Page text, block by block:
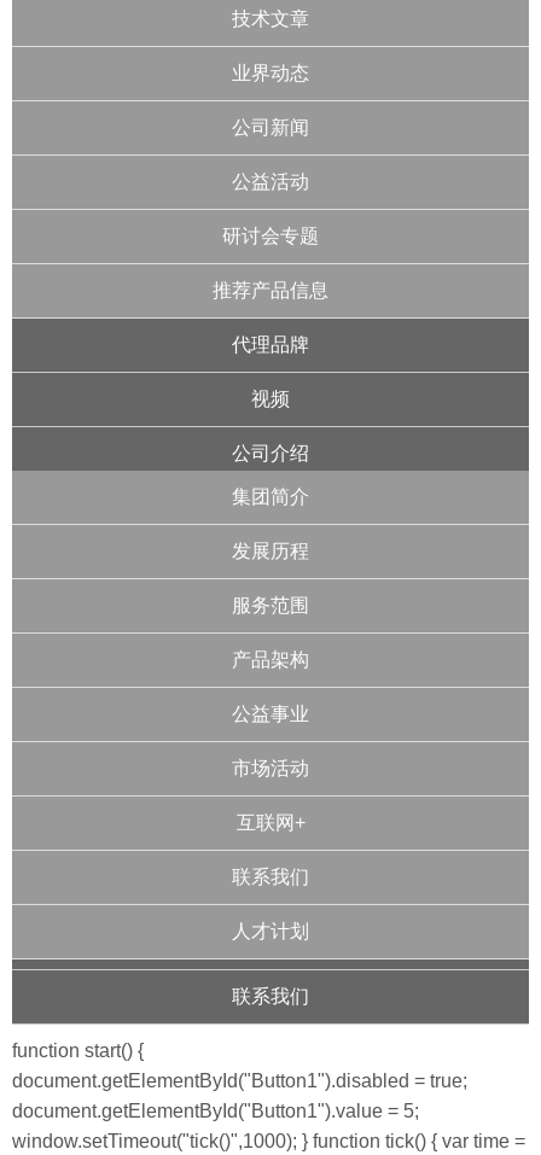
技术文章
业界动态
公司新闻
公益活动
研讨会专题
推荐产品信息
代理品牌
视频
公司介绍
集团简介
发展历程
服务范围
产品架构
公益事业
市场活动
互联网+
联系我们
人才计划
联系我们
function start() {
document.getElementById("Button1").disabled = true;
document.getElementById("Button1").value = 5;
window.setTimeout("tick()",1000); } function tick() { var time =